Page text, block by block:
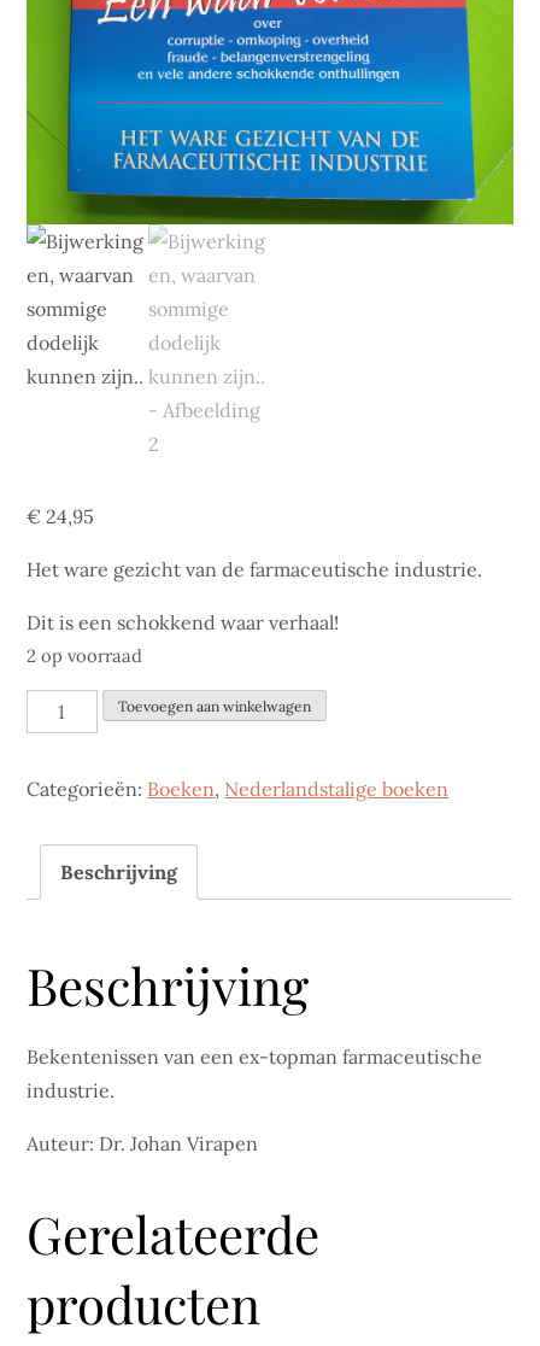
€ 24,95
Het ware gezicht van de farmaceutische industrie.
Dit is een schokkend waar verhaal!
2 op voorraad
Bijwerkingen,
waarvan
dodelijk
kunnen
zijn..
Toevoegen aan winkelwagen
Categorieën: Boeken, Nederlandstalige boeken
Beschrijving
Beschrijving
Bekentenissen van een ex-topman farmaceutische
industrie.
Auteur: Dr. Johan Virapen
Gerelateerde
producten